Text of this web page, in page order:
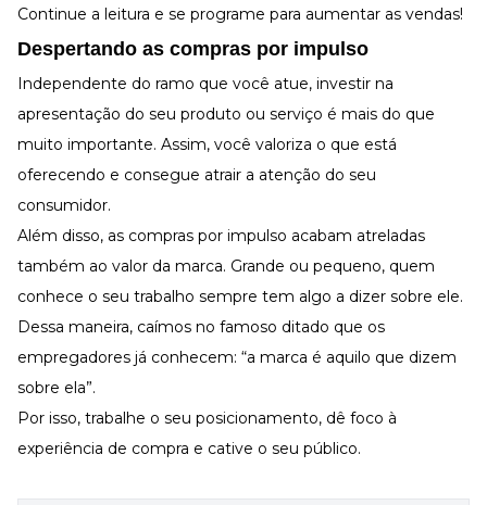
Conteúdo prático e rápido
Kits
Lives
Newsletters
Continue a leitura e se programe para aumentar as vendas!
Despertando as compras por impulso
Independente do ramo que você atue, investir na
apresentação do seu produto ou serviço é mais do que
muito importante. Assim, você valoriza o que está
oferecendo e consegue atrair a atenção do seu
consumidor.
Além disso, as compras por impulso acabam atreladas
também ao valor da marca. Grande ou pequeno, quem
conhece o seu trabalho sempre tem algo a dizer sobre ele.
Dessa maneira, caímos no famoso ditado que os
empregadores já conhecem: “a marca é aquilo que dizem
sobre ela”.
Por isso, trabalhe o seu posicionamento, dê foco à
experiência de compra e cative o seu público.